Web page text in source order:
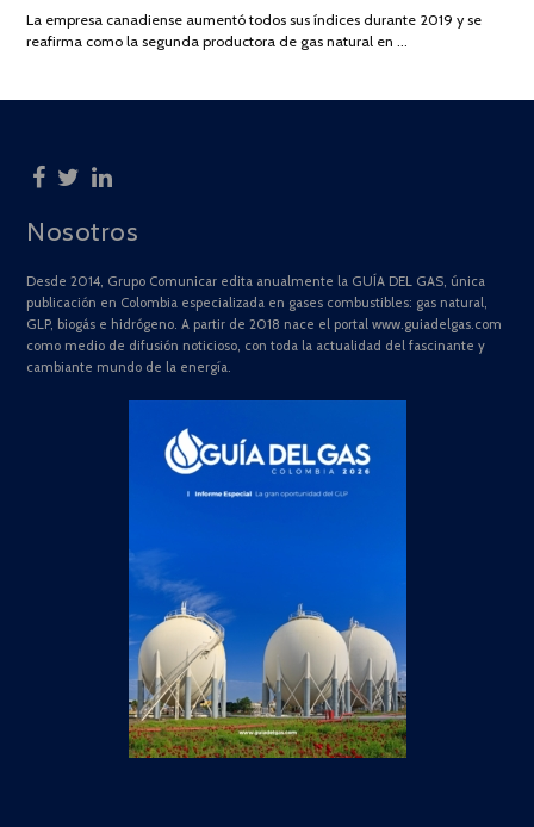
2025
La empresa canadiense aumentó todos sus índices durante 2019 y se
reafirma como la segunda productora de gas natural en …
Nosotros
Desde 2014, Grupo Comunicar edita anualmente la GUÍA DEL GAS, única
publicación en Colombia especializada en gases combustibles: gas natural,
GLP, biogás e hidrógeno. A partir de 2018 nace el portal www.guiadelgas.com
como medio de difusión noticioso, con toda la actualidad del fascinante y
cambiante mundo de la energía.